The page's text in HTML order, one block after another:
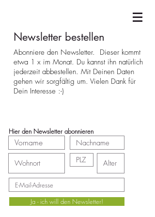
Newsletter bestellen
Abonniere den Newsletter. Dieser kommt
etwa 1 x im Monat. Du kannst ihn natürlich
jederzeit abbestellen. Mit Deinen Daten
gehen wir sorgfältig um. Vielen Dank für
Dein Interesse :-)
Hier den Newsletter abonnieren
Ja - ich will den Newsletter!